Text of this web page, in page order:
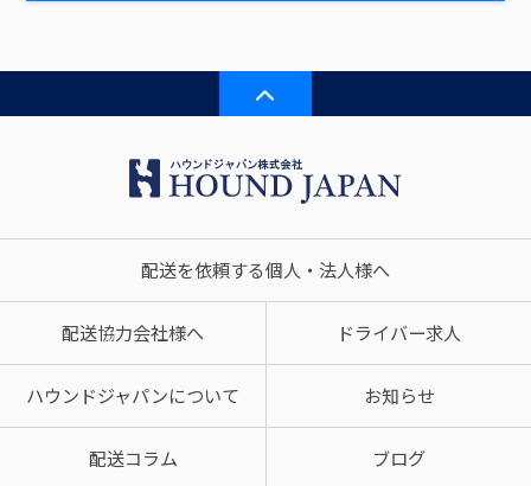
配送を依頼する個人・法人様へ
配送協力会社様へ ドライバー求人
ハウンドジャパンについて お知らせ
配送コラム ブログ